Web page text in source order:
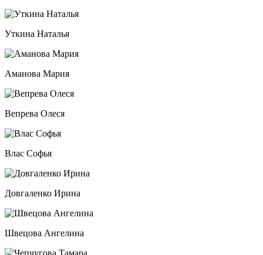
Уткина Наталья
Аманова Мария
Вепрева Олеся
Влас Софья
Довгаленко Ирина
Швецова Ангелина